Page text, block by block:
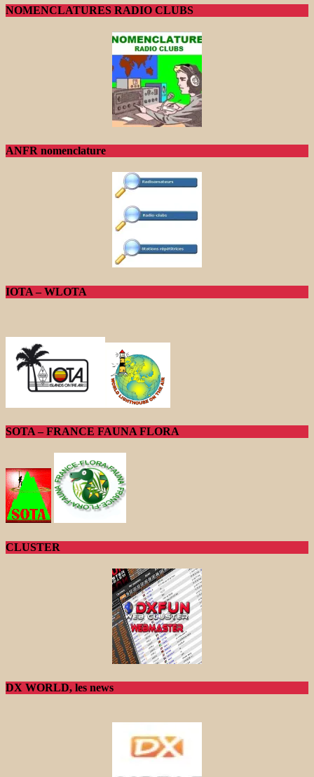
NOMENCLATURES RADIO CLUBS
ANFR nomenclature
IOTA – WLOTA
SOTA – FRANCE FAUNA FLORA
CLUSTER
DX WORLD, les news